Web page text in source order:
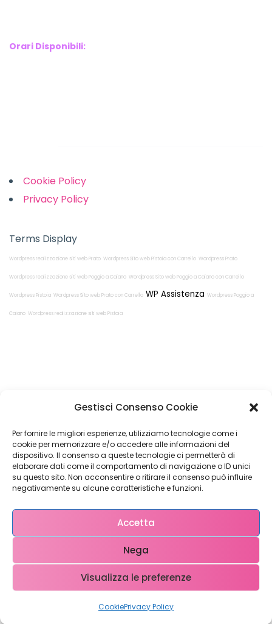
Gestisci Consenso Cookie
Per fornire le migliori esperienze, utilizziamo tecnologie come i
cookie per memorizzare e/o accedere alle informazioni del
dispositivo. Il consenso a queste tecnologie ci permetterà di
elaborare dati come il comportamento di navigazione o ID unici
su questo sito. Non acconsentire o ritirare il consenso può influire
negativamente su alcune caratteristiche e funzioni.
Accetta
Nega
Visualizza le preferenze
CookiePrivacy Policy
Orari Disponibili:
Cookie Policy
Privacy Policy
Terms Display
Wordpress realizzazione siti web Prato Wordpress Sito web Pistoia con Carrello Wordpress Prato
Wordpress realizzazione siti web Poggio a Caiano Wordpress Sito web Poggio a Caiano con Carrello
Wordpress Pistoia Wordpress Sito web Prato con Carrello WP Assistenza Wordpress Poggio a
Caiano Wordpress realizzazione siti web Pistoia
Restiamo in
contatto!
Come possiamo Aiutarti?
Copyright © 2023 WebX – P.iva 0708951048 – info@ webx.it